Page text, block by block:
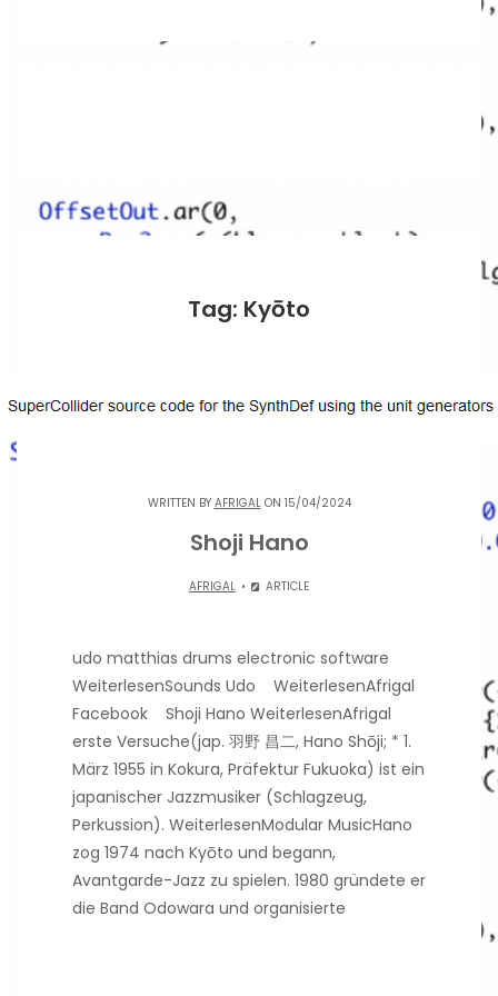
Tag: Kyōto
WRITTEN BY AFRIGALON 15/04/2024
Shoji Hano
AFRIGAL ARTICLE
udo matthias drums electronic software
WeiterlesenSounds Udo WeiterlesenAfrigal
Facebook Shoji Hano WeiterlesenAfrigal
erste Versuche(jap. 羽野 昌二, Hano Shōji; * 1.
März 1955 in Kokura, Präfektur Fukuoka) ist ein
japanischer Jazzmusiker (Schlagzeug,
Perkussion). WeiterlesenModular MusicHano
zog 1974 nach Kyōto und begann,
Avantgarde-Jazz zu spielen. 1980 gründete er
die Band Odowara und organisierte